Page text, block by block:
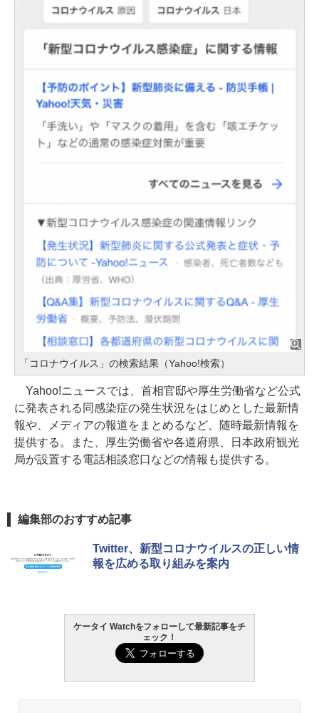
「コロナウイルス」の検索結果（Yahoo!検索）
Yahoo!ニュースでは、首相官邸や厚生労働省など公式
に発表される同感染症の発生状況をはじめとした最新情
報や、メディアの報道をまとめるなど、随時最新情報を
提供する。また、厚生労働省や各道府県、日本政府観光
局が設置する電話相談窓口などの情報も提供する。
編集部のおすすめ記事
Twitter、新型コロナウイルスの正しい情
報を広める取り組みを案内
ケータイ Watchをフォローして最新記事をチ
ェック！